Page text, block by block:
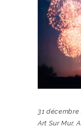
31 décembre
Art Sur Mur,